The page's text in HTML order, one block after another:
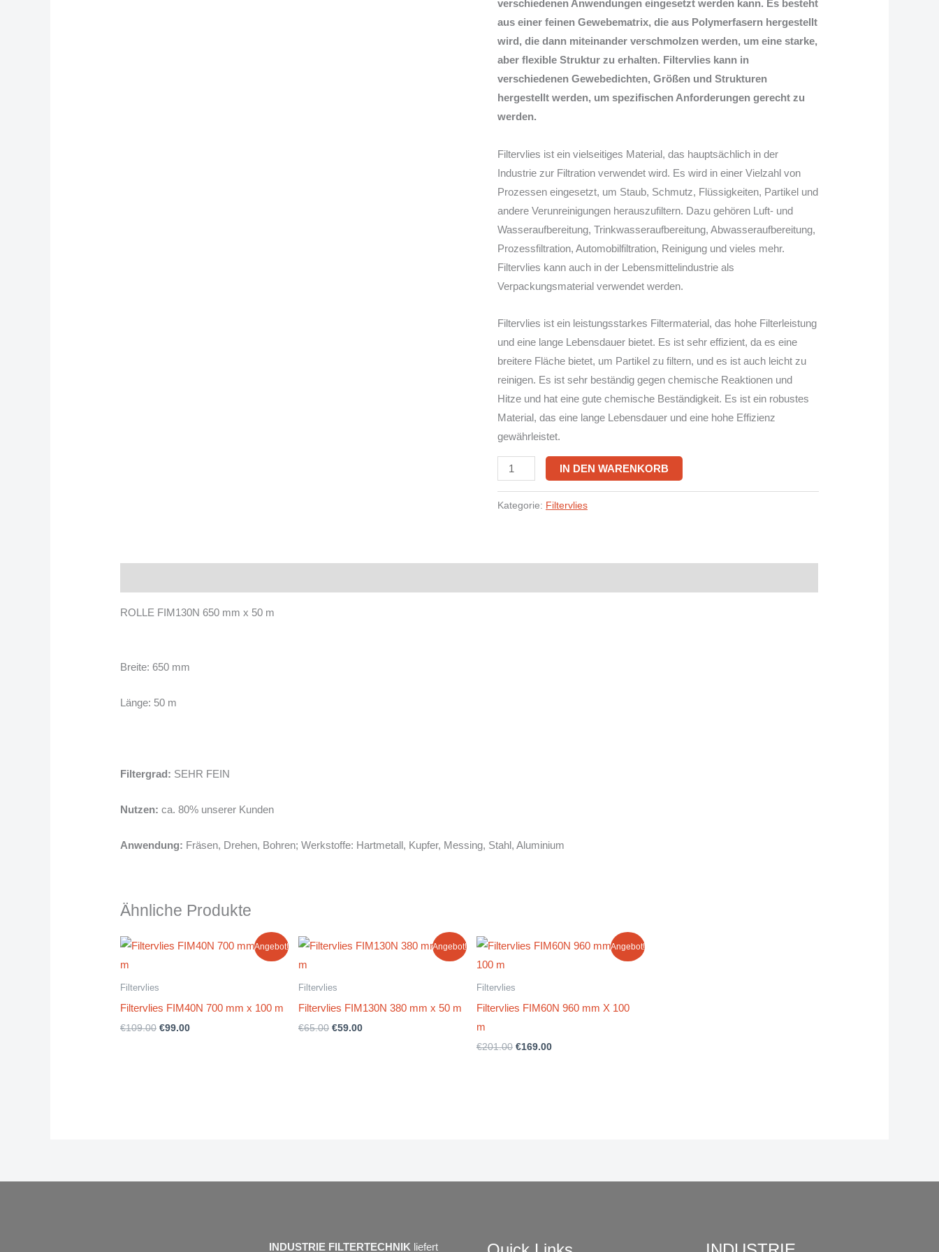
verschiedenen Anwendungen eingesetzt werden kann. Es besteht
aus einer feinen Gewebematrix, die aus Polymerfasern hergestellt
wird, die dann miteinander verschmolzen werden, um eine starke,
aber flexible Struktur zu erhalten. Filtervlies kann in
verschiedenen Gewebedichten, Größen und Strukturen
hergestellt werden, um spezifischen Anforderungen gerecht zu
werden.
Filtervlies ist ein vielseitiges Material, das hauptsächlich in der
Industrie zur Filtration verwendet wird. Es wird in einer Vielzahl von
Prozessen eingesetzt, um Staub, Schmutz, Flüssigkeiten, Partikel und
andere Verunreinigungen herauszufiltern. Dazu gehören Luft- und
Wasseraufbereitung, Trinkwasseraufbereitung, Abwasseraufbereitung,
Prozessfiltration, Automobilfiltration, Reinigung und vieles mehr.
Filtervlies kann auch in der Lebensmittelindustrie als
Verpackungsmaterial verwendet werden.
Filtervlies ist ein leistungsstarkes Filtermaterial, das hohe Filterleistung
und eine lange Lebensdauer bietet. Es ist sehr effizient, da es eine
breitere Fläche bietet, um Partikel zu filtern, und es ist auch leicht zu
reinigen. Es ist sehr beständig gegen chemische Reaktionen und
Hitze und hat eine gute chemische Beständigkeit. Es ist ein robustes
Material, das eine lange Lebensdauer und eine hohe Effizienz
gewährleistet.
IN DEN WARENKORB
Kategorie: Filtervlies
ROLLE FIM130N 650 mm x 50 m
Breite: 650 mm
Länge: 50 m
Filtergrad: SEHR FEIN
Nutzen: ca. 80% unserer Kunden
Anwendung: Fräsen, Drehen, Bohren; Werkstoffe: Hartmetall, Kupfer, Messing, Stahl, Aluminium
Ähnliche Produkte
Angebot!
Filtervlies
Filtervlies FIM40N 700 mm x 100 m
€109.00
Ursprünglicher
€99.00
Aktueller
Angebot!
Filtervlies
Filtervlies FIM130N 380 mm x 50 m
€65.00
Ursprünglicher
€59.00
Aktueller
Angebot!
Filtervlies
Filtervlies FIM60N 960 mm X 100
m
€201.00
Ursprünglicher
€169.00
Aktueller
INDUSTRIE FILTERTECHNIKliefert